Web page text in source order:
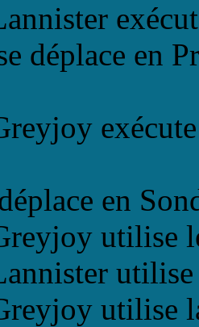
déplace en
en
utilise
utilise